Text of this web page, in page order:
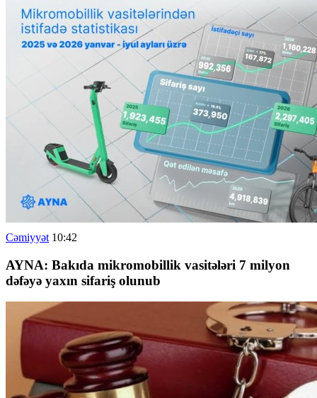
Cəmiyyət 10:42
AYNA: Bakıda mikromobillik vasitələri 7 milyon
dəfəyə yaxın sifariş olunub